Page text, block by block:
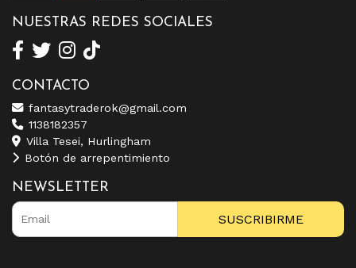
NUESTRAS REDES SOCIALES
CONTACTO
fantasytraderok@gmail.com
1138182357
Villa Tesei, Hurlingham
Botón de arrepentimiento
NEWSLETTER
SUSCRIBIRME